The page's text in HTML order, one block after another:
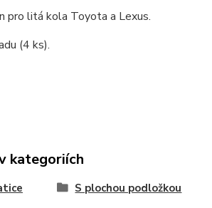
pro litá kola Toyota a Lexus.
(4 ks).
kategoriích
S plochou podložkou